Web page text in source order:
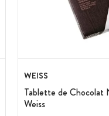
WEISS
Tablette de Chocolat
Weiss